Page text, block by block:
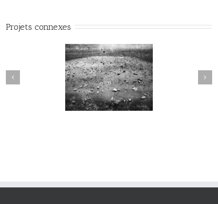
Projets connexes
Sortilège #034 Sortilège #033